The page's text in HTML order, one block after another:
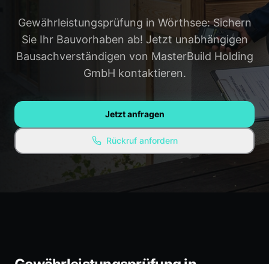
Starnberg
Holzkirchen
Gauting
Weilheim
Alle Regionen →
Ratgeber / Blog
Experten-Empfehlungen
Kostenlose Ressourcen
Gewährleistungsprüfung in Wörthsee: Sichern
Sie Ihr Bauvorhaben ab! Jetzt unabhängigen
Bausachverständigen von MasterBuild Holding
GmbH kontaktieren.
Jetzt anfragen
Rückruf anfordern